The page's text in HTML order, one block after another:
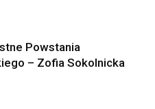
Powstania
– Zofia Sokolnicka